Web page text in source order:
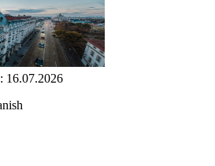
16.07.2026